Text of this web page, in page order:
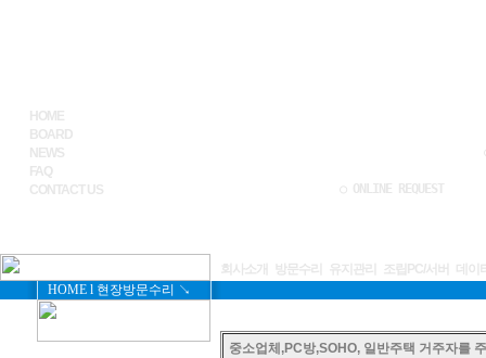
HOME
BOARD
NEWS
FAQ
CONTACT US
○ ONLINE REQUEST
회사소개 방문수리 유지관리 조립PC/서버
데이
HOME l 현장방문수리 ↘
중소업체,PC방,SOHO, 일반주택 거주자를